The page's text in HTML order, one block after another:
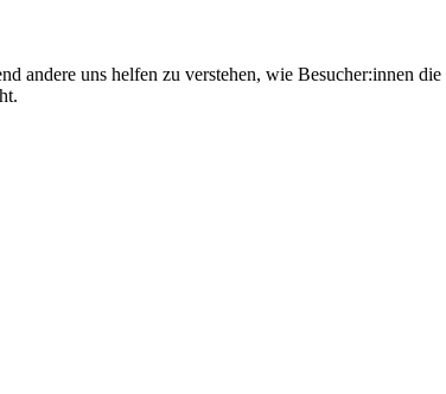
andere uns helfen zu verstehen, wie Besucher:innen